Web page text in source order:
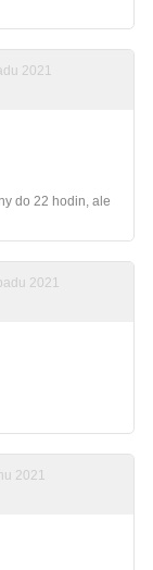
2021
do 22 hodin, ale
2021
2021